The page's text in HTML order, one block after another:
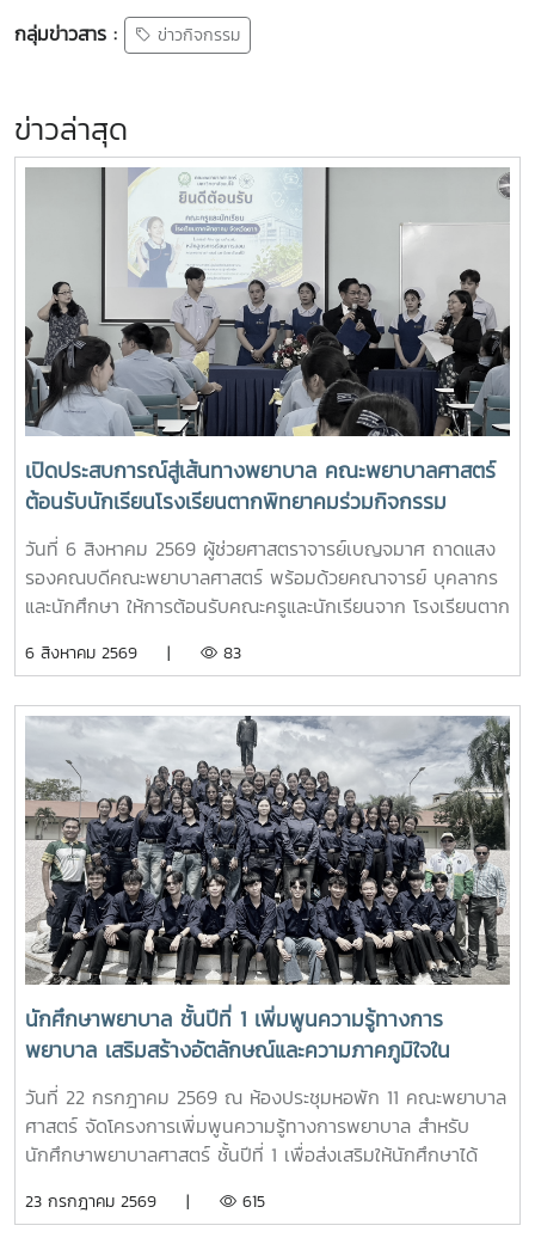
กลุ่มข่าวสาร : ข่าวกิจกรรม
ข่าวล่าสุด
เปิดประสบการณ์สู่เส้นทางพยาบาล คณะพยาบาลศาสตร์
ต้อนรับนักเรียนโรงเรียนตากพิทยาคมร่วมกิจกรรม
"Future Nurse Portfolio"
วันที่ 6 สิงหาคม 2569 ผู้ช่วยศาสตราจารย์เบญจมาศ ถาดแสง
รองคณบดีคณะพยาบาลศาสตร์ พร้อมด้วยคณาจารย์ บุคลากร
และนักศึกษา ให้การต้อนรับคณะครูและนักเรียนจาก โรงเรียนตาก
ศึกษาต่อด้านพยาบาลศาสตร์ ณ ห้อง E403 ชั้น 4ในการนี้ ผู้
หลักสูตรพยาบาลศาสตร์ ได้แนะนำหลักสูตรพยาบาลศาสตร
บัณฑิต การจัดการเรียนการสอน การฝึกปฏิบัติ คุณสมบัติผู้
สมัคร และแนวทางการศึกษาต่อ เพื่อให้นักเรียนได้รับข้อมูลที่ถูก
ต้อง สามารถนำไปใช้ประกอบการวางแผนศึกษาต่อระดับ
อุดมศึกษาพร้อมกันนี้ ตัวแทนนักศึกษาพยาบาลชั้นปีที่ 4 ได้ร่วม
แลกเปลี่ยนประสบการณ์การเรียน การใช้ชีวิตในรั้วมหาวิทยาลัย
การฝึกงาน เพื่อสร้างแรงบันดาลใจให้กับน้องๆผ่านกิจกรรม
Student Talkช่วงท้ายของกิจกรรม คณะนักเรียนได้เยี่ยมชมห้อง
ปฏิบัติการพยาบาล ตามกิจกรรม “Future Nurse Portfolio”
ทดลองฝึกปฏิบัติทักษะทางการพยาบาลเบื้องต้น อาทิ การวัด
สัญญาณชีพ การช่วยฟื้นคืนชีพ (CPR) การฝึกพันผ้า การฝึก
ทักษะการฉีดยาเบื้องต้นกับหุ่นจำลอง และกายวิพากษ์ โดยมี
อาจารย์และนักศึกษาพยาบาลคอยให้คำแนะนำอย่างใกล้ชิด
บรรยากาศเต็มไปด้วยความอบอุ่น สนุกสนาน เป็นกันเอง
นักเรียนให้ความสนใจเข้าร่วมกิจกรรมเป็นอย่างมาก ตลอดจนซัก
ถามแลกเปลี่ยนความคิดเห็นกับคณาจารย์และรุ่นพี่นักศึกษาใน
เวลาอ่านหนังสือ เป็นต้นอย่างไรก็ตาม การศึกษาดูงานครั้งนี้
6 สิงหาคม 2569 | 83
นักศึกษาพยาบาล ชั้นปีที่ 1 เพิ่มพูนความรู้ทางการ
พยาบาล เสริมสร้างอัตลักษณ์และความภาคภูมิใจใน
สถาบัน ภายใต้รายวิชา แม่โจ้วิถีใหม่
วันที่ 22 กรกฎาคม 2569 ณ ห้องประชุมหอพัก 11 คณะพยาบาล
ศาสตร์ จัดโครงการเพิ่มพูนความรู้ทางการพยาบาล สำหรับ
นักศึกษาพยาบาลศาสตร์ ชั้นปีที่ 1 เพื่อส่งเสริมให้นักศึกษาได้
มหาวิทยาลัย ตลอดจนปลูกฝังความภาคภูมิใจในความเป็น “ลูก
23 กรกฎาคม 2569 | 615